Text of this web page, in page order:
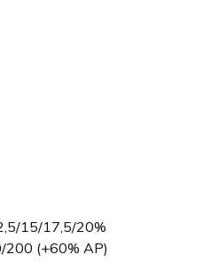
15/17,5/20%
(+60% AP)